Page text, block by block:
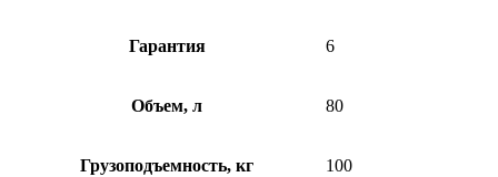
Гарантия 6
Объем, л 80
Грузоподъемность, кг 100